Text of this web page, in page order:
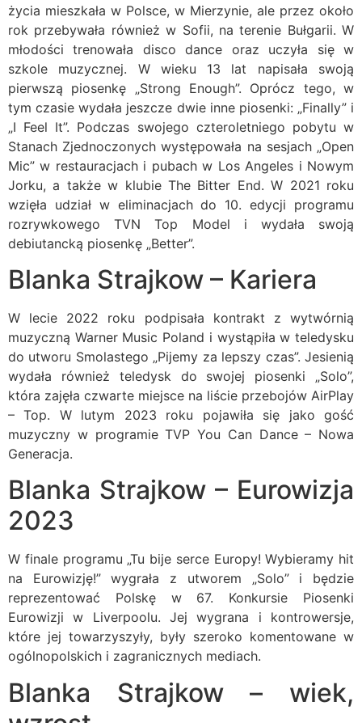
życia mieszkała w Polsce, w Mierzynie, ale przez około
rok przebywała również w Sofii, na terenie Bułgarii. W
młodości trenowała disco dance oraz uczyła się w
szkole muzycznej. W wieku 13 lat napisała swoją
pierwszą piosenkę „Strong Enough”. Oprócz tego, w
tym czasie wydała jeszcze dwie inne piosenki: „Finally” i
„I Feel It”. Podczas swojego czteroletniego pobytu w
Stanach Zjednoczonych występowała na sesjach „Open
Mic” w restauracjach i pubach w Los Angeles i Nowym
Jorku, a także w klubie The Bitter End. W 2021 roku
wzięła udział w eliminacjach do 10. edycji programu
rozrywkowego TVN Top Model i wydała swoją
debiutancką piosenkę „Better”.
Blanka Strajkow – Kariera
W lecie 2022 roku podpisała kontrakt z wytwórnią
muzyczną Warner Music Poland i wystąpiła w teledysku
do utworu Smolastego „Pijemy za lepszy czas”. Jesienią
wydała również teledysk do swojej piosenki „Solo”,
która zajęła czwarte miejsce na liście przebojów AirPlay
– Top. W lutym 2023 roku pojawiła się jako gość
muzyczny w programie TVP You Can Dance – Nowa
Generacja.
Blanka Strajkow – Eurowizja
2023
W finale programu „Tu bije serce Europy! Wybieramy hit
na Eurowizję!” wygrała z utworem „Solo” i będzie
reprezentować Polskę w 67. Konkursie Piosenki
Eurowizji w Liverpoolu. Jej wygrana i kontrowersje,
które jej towarzyszyły, były szeroko komentowane w
ogólnopolskich i zagranicznych mediach.
Blanka Strajkow – wiek,